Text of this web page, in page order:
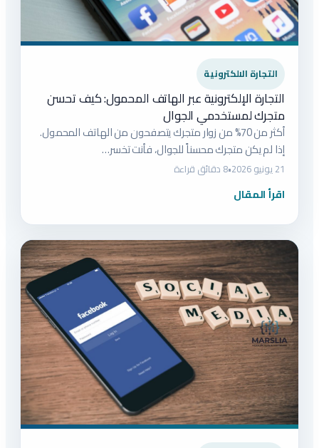
التجارة الالكترونية
التجارة الإلكترونية عبر الهاتف المحمول: كيف تحسن
متجرك لمستخدمي الجوال
أكثر من 70% من زوار متجرك يتصفحون من الهاتف المحمول.
إذا لم يكن متجرك محسناً للجوال، فأنت تخسر…
21 يونيو 2026 •8 دقائق قراءة
اقرأ المقال